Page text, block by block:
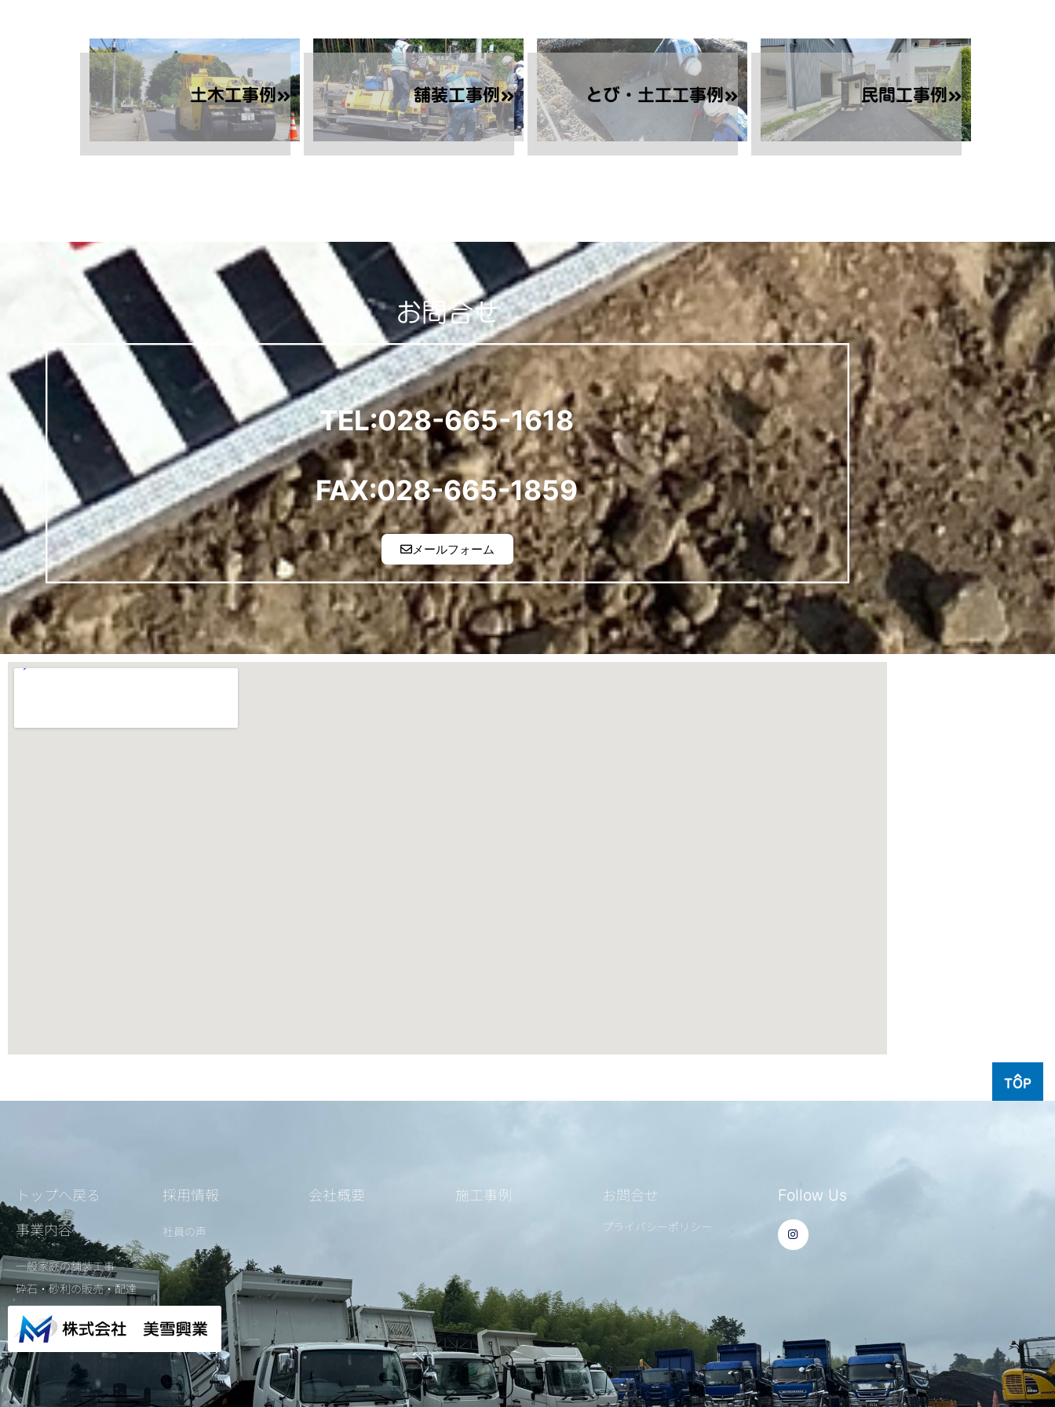
土木工事例 舗装工事例 とび・土工工事例 民間工事例
お問合せ
メールフォーム
TEL:028-665-1618
FAX:028-665-1859
TOP
トップへ戻る
事業内容
一般家庭の舗装工事
砕石・砂利の販売・配達
採用情報
社員の声
会社概要 施工事例 お問合せ
プライバシーポリシー
Follow Us
I
n